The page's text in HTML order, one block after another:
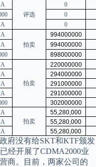
评选
0
0
0
拍卖
994000000
994000000
898000000
拍卖
220000000
294000000
291000000
291000000
302000000
拍卖
55,280,000
55,280,000
55,280,000
没有给SKT和KTF颁发
经开展了CDMA2000业
商。目前，两家公司的